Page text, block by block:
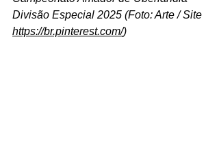
Divisão Especial 2025 (Foto: Arte / Site
https://br.pinterest.com/)